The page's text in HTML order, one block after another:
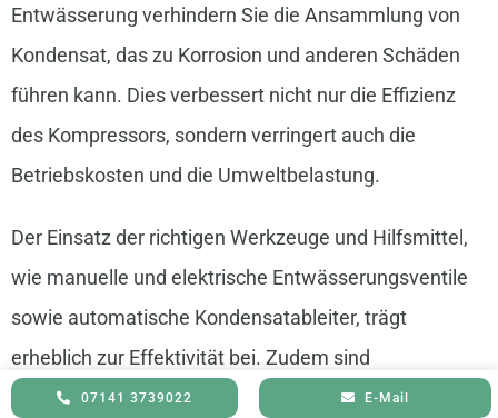
Entwässerung verhindern Sie die Ansammlung von
Kondensat, das zu Korrosion und anderen Schäden
führen kann. Dies verbessert nicht nur die Effizienz
des Kompressors, sondern verringert auch die
Betriebskosten und die Umweltbelastung.
Der Einsatz der richtigen Werkzeuge und Hilfsmittel,
wie manuelle und elektrische Entwässerungsventile
sowie automatische Kondensatableiter, trägt
erheblich zur Effektivität bei. Zudem sind
regelmäßige Wartung und Pflege – einschließlich des
07141 3739022 E-Mail